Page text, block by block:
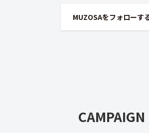
MUZOSAをフォローす
CAMPAIGN